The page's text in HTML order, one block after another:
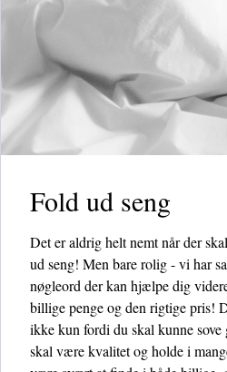
Fold ud seng
Det er aldrig helt nemt når der
ud seng! Men bare rolig - vi har
nøgleord der kan hjælpe dig
billige penge og den rigtige pris!
ikke kun fordi du skal kunne sove
skal være kvalitet og holde i